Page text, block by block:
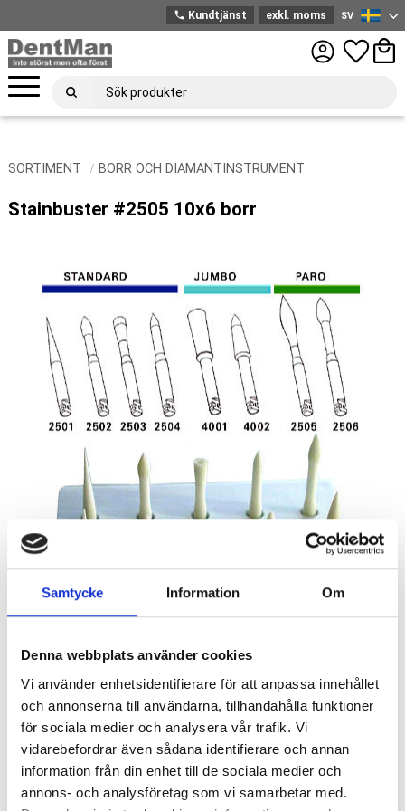
Samtycke Information Om
Denna webbplats använder cookies
Vi använder enhetsidentifierare för att anpassa innehållet
och annonserna till användarna, tillhandahålla funktioner
för sociala medier och analysera vår trafik. Vi
vidarebefordrar även sådana identifierare och annan
information från din enhet till de sociala medier och
annons- och analysföretag som vi samarbetar med.
Meny
phone Kundtjänst exkl. moms
Svenska
SV
Favoriter
SORTIMENT BORR OCH DIAMANTINSTRUMENT
Stainbuster #2505 10x6 borr
1 795
Antal